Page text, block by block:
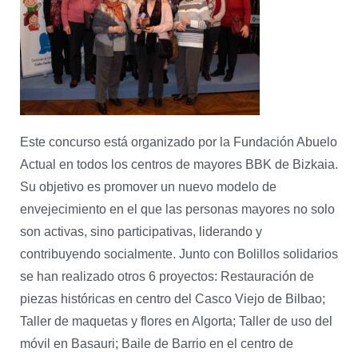
Este concurso está organizado por la Fundación Abuelo
Actual en todos los centros de mayores BBK de Bizkaia.
Su objetivo es promover un nuevo modelo de
envejecimiento en el que las personas mayores no solo
son activas, sino participativas, liderando y
contribuyendo socialmente. Junto con Bolillos solidarios
se han realizado otros 6 proyectos: Restauración de
piezas históricas en centro del Casco Viejo de Bilbao;
Taller de maquetas y flores en Algorta; Taller de uso del
móvil en Basauri; Baile de Barrio en el centro de